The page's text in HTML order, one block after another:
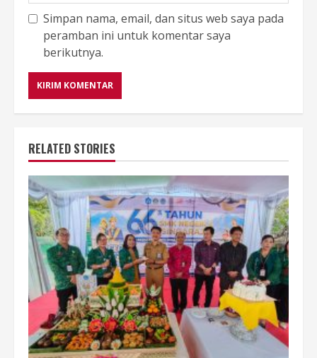
Simpan nama, email, dan situs web saya pada
peramban ini untuk komentar saya
berikutnya.
RELATED STORIES